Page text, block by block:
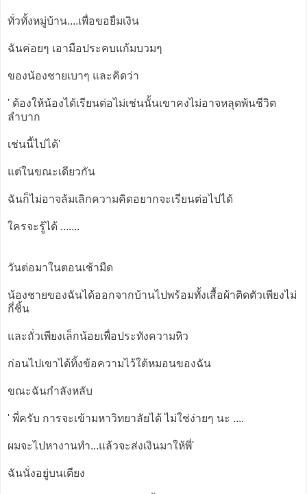
ทั่วทั้งหมู่บ้าน....เพื่อขอยืมเงิน
ฉันค่อยๆ เอามือประคบแก้มบวมๆ
ของน้องชายเบาๆ และคิดว่า
' ต้องให้น้องได้เรียนต่อไม่เช่นนั้นเขาคงไม่อาจหลุดพ้นชีวิต
ลำบาก
เช่นนี้ไปได้'
แต่ในขณะเดียวกัน
ฉันก็ไม่อาจล้มเลิกความคิดอยากจะเรียนต่อไปได้
ใครจะรู้ได้ .......
วันต่อมาในตอนเช้ามืด
น้องชายของฉันได้ออกจากบ้านไปพร้อมทั้งเสื้อผ้าติดตัวเพียงไม่
กี่ชิ้น
และถั่วเพียงเล็กน้อยเพื่อประทังความหิว
ก่อนไปเขาได้ทิ้งข้อความไว้ใต้หมอนของฉัน
ขณะฉันกำลังหลับ
' พี่ครับ การจะเข้ามหาวิทยาลัยได้ ไม่ใช่ง่ายๆ นะ ....
ผมจะไปหางานทำ...แล้วจะส่งเงินมาให้พี่'
ฉันนั่งอยู่บนเตียง